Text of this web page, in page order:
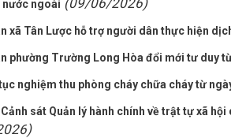
ngoài (09/06/2026)
xã Tân Lược hỗ trợ người dân thực hiện
phường Trường Long Hòa đổi mới tư duy
nghiệm thu phòng cháy chữa cháy từ
sát Quản lý hành chính về trật tự xã